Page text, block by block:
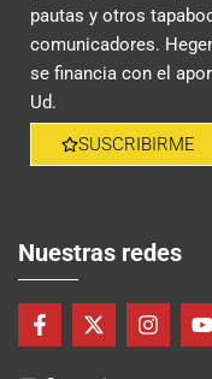
pautas y otros
comunicadores.
se financia con el
Ud.
SUSCRIBIRME
Nuestras redes
F
a
X
-
I
n
Y
o